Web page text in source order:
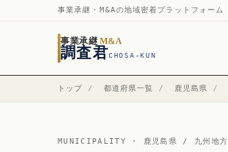
事業承継・M&Aの地域密着プラットフォーム
事業承継 M&A
調査君CHOSA-KUN
トップ / 都道府県一覧 / 鹿児島県 /
MUNICIPALITY · 鹿児島県 / 九州地方